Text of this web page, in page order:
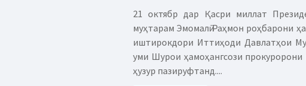
21 октябр дар Қасри миллат
муҳтарам Эмомалӣ Раҳмон роҳбарони
иштирокдори Иттиҳоди Давлатҳои
уми Шурои ҳамоҳангсози
ҳузур пазируфтанд....